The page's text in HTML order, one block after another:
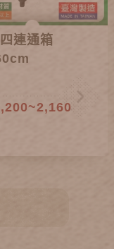
連通箱